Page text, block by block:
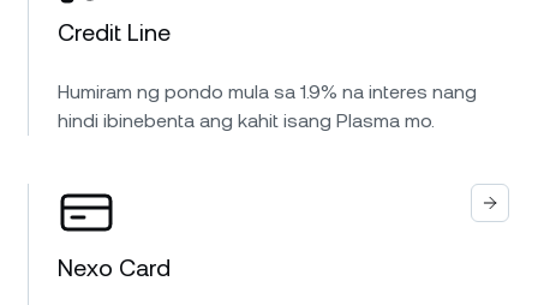
Credit Line
Humiram ng pondo mula sa 1.9% na interes nang
hindi ibinebenta ang kahit isang Plasma mo.
Nexo Card